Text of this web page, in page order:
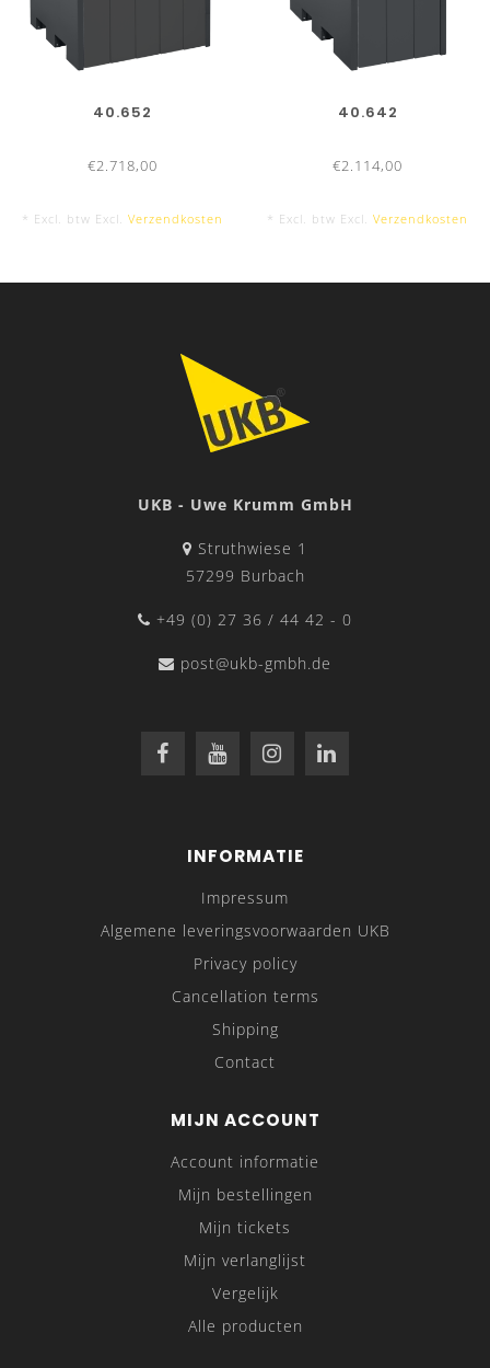
40.652
€2.718,00
* Excl. btw Excl. Verzendkosten
40.642
€2.114,00
* Excl. btw Excl. Verzendkosten
UKB - Uwe Krumm GmbH
Struthwiese 1
57299 Burbach
+49 (0) 27 36 / 44 42 - 0
post@ukb-gmbh.de
INFORMATIE
Impressum
Algemene leveringsvoorwaarden UKB
Privacy policy
Cancellation terms
Shipping
Contact
MIJN ACCOUNT
Account informatie
Mijn bestellingen
Mijn tickets
Mijn verlanglijst
Vergelijk
Alle producten